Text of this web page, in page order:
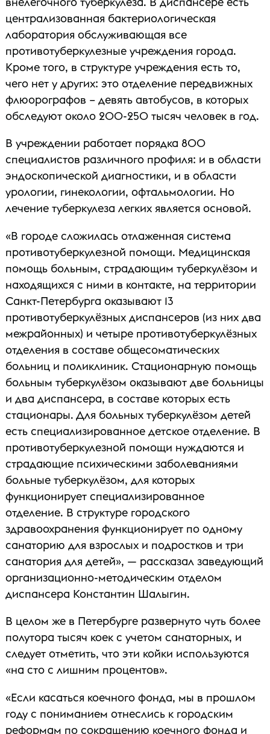
централизованная бактериологическая
лаборатория обслуживающая все
противотуберкулезные учреждения города.
Кроме того, в структуре учреждения есть то,
чего нет у других: это отделение передвижных
флюорографов – девять автобусов, в которых
обследуют около 200-250 тысяч человек в год.
В учреждении работает порядка 800
специалистов различного профиля: и в области
эндоскопической диагностики, и в области
урологии, гинекологии, офтальмологии. Но
лечение туберкулеза легких является основой.
«В городе сложилась отлаженная система
противотуберкулезной помощи. Медицинская
помощь больным, страдающим туберкулёзом и
находящихся с ними в контакте, на территории
Санкт-Петербурга оказывают 13
противотуберкулёзных диспансеров (из них два
межрайонных) и четыре противотуберкулёзных
отделения в составе общесоматических
больниц и поликлиник. Стационарную помощь
больным туберкулёзом оказывают две больницы
и два диспансера, в составе которых есть
стационары. Для больных туберкулёзом детей
есть специализированное детское отделение. В
противотуберкулезной помощи нуждаются и
страдающие психическими заболеваниями
больные туберкулёзом, для которых
функционирует специализированное
отделение. В структуре городского
здравоохранения функционирует по одному
санаторию для взрослых и подростков и три
санатория для детей», — рассказал заведующий
организационно-методическим отделом
диспансера Константин Шалыгин.
В целом же в Петербурге развернуто чуть более
полутора тысяч коек с учетом санаторных, и
следует отметить, что эти койки используются
«на сто с лишним процентов».
«Если касаться коечного фонда, мы в прошлом
году с пониманием отнеслись к городским
реформам по сокращению коечного фонда и